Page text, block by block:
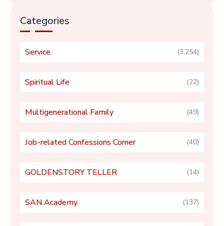
Categories
Service (3,254)
Spiritual Life (22)
Multigenerational Family (49)
Job-related Confessions Corner (40)
GOLDENSTORY TELLER (14)
SAN Academy (137)